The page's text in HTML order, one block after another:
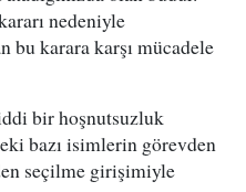
nedeniyle
bu karara karşı mücadele
bir hoşnutsuzluk
bazı isimlerin görevden
seçilme girişimiyle